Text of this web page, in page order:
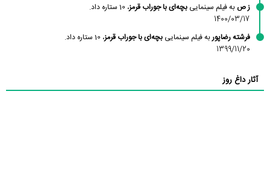
ز ص به فیلم سینمایی بچه‌ای با جوراب قرمز، 10 ستاره داد.
1400/03/17
فرشته رضاپوربه فیلم سینمایی بچه‌ای با جوراب قرمز، 10 ستاره داد.
1399/11/20
آثار داغ روز